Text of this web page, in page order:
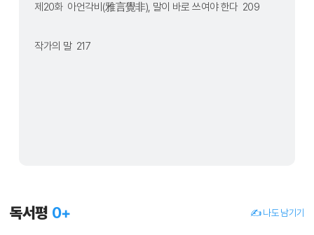
제20화  아언각비(雅言覺非), 말이 바로 쓰여야 한다  209
작가의 말  217
독서평 0+ ✍️ 나도 남기기